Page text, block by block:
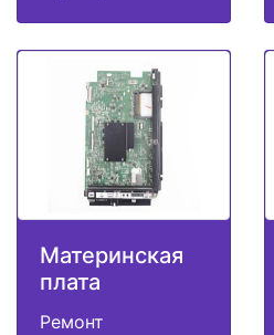
Материнская
плата
Ремонт